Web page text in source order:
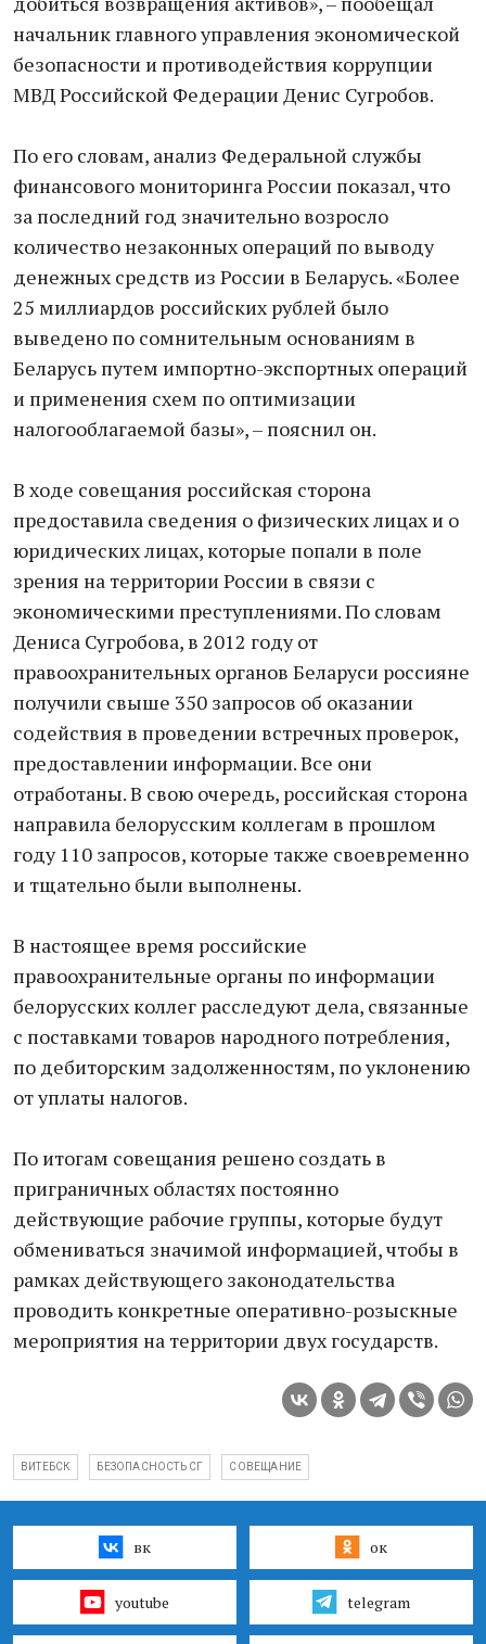
начальник главного управления экономической
безопасности и противодействия коррупции
МВД Российской Федерации Денис Сугробов.
По его словам, анализ Федеральной службы
финансового мониторинга России показал, что
за последний год значительно возросло
количество незаконных операций по выводу
денежных средств из России в Беларусь. «Более
25 миллиардов российских рублей было
выведено по сомнительным основаниям в
Беларусь путем импортно-экспортных операций
и применения схем по оптимизации
налогооблагаемой базы», – пояснил он.
В ходе совещания российская сторона
предоставила сведения о физических лицах и о
юридических лицах, которые попали в поле
зрения на территории России в связи с
экономическими преступлениями. По словам
Дениса Сугробова, в 2012 году от
правоохранительных органов Беларуси россияне
получили свыше 350 запросов об оказании
содействия в проведении встречных проверок,
предоставлении информации. Все они
отработаны. В свою очередь, российская сторона
направила белорусским коллегам в прошлом
году 110 запросов, которые также своевременно
и тщательно были выполнены.
В настоящее время российские
правоохранительные органы по информации
белорусских коллег расследуют дела, связанные
с поставками товаров народного потребления,
по дебиторским задолженностям, по уклонению
от уплаты налогов.
По итогам совещания решено создать в
приграничных областях постоянно
действующие рабочие группы, которые будут
обмениваться значимой информацией, чтобы в
рамках действующего законодательства
проводить конкретные оперативно-розыскные
мероприятия на территории двух государств.
ВИТЕБСК БЕЗОПАСНОСТЬ СГ СОВЕЩАНИЕ
вк ок
youtube telegram